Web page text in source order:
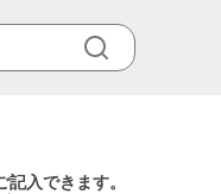
入できます。